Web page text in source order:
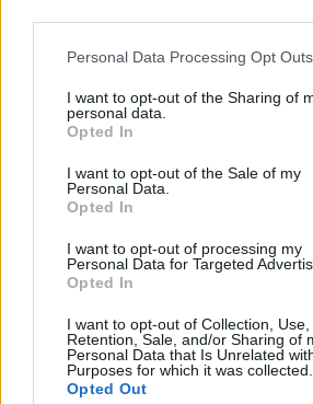
Personal Data Processing Opt Outs
I want to opt-out of the Sharing of
personal data.
Opted In
I want to opt-out of the Sale of my
Personal Data.
Opted In
I want to opt-out of processing my
Personal Data for Targeted
Opted In
I want to opt-out of Collection, Use,
Retention, Sale, and/or Sharing of
Personal Data that Is Unrelated
Purposes for which it was collected.
Opted Out
χρειαστείς και τίποτα άλλο
Δε βαριέσαι (Νο 4) κατά τις 3,30
καράβι, το λεωφορείο πρέπει
εκκενωθεί για να μπουν σε αυτό
εκ Πειραιώς ταλαίπωροι...
Με τούτα και με τα άλλα
καράβι, το μέγα έργο της
Καθώς και το τρισμέγιστο έτερο
στην τουαλέτα! Τρεις ώρες
καλά πάμε από προστάτη!